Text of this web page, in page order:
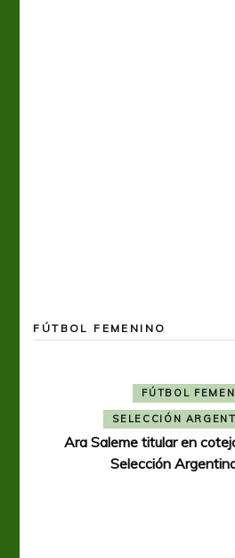
FÚTBOL FEMENINO
FÚTBOL
SELECCIÓN
Ara Saleme titular en
Selección